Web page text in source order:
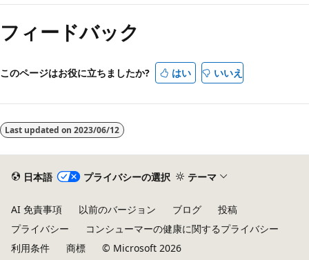
み
取
モ
ド
が
フィードバック
このページはお役に立ちましたか? はい いいえ
Last updated on 2023/06/12
日本語 プライバシーの選択 テーマ
AI 免責事項 以前のバージョン ブログ
投稿
プライバシー
コンシューマーの健康に関するプライバシー
利用条件
商標 © Microsoft 2026